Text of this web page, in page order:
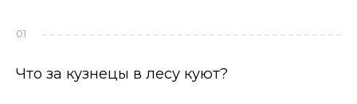
01
Что за кузнецы в лесу куют?